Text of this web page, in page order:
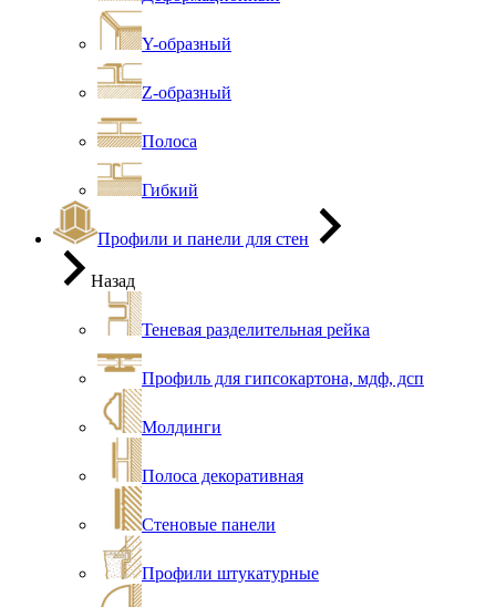
Y-образный
Z-образный
Полоса
Гибкий
Профили и панели для стен
Назад
Теневая разделительная рейка
Профиль для гипсокартона, мдф, дсп
Молдинги
Полоса декоративная
Стеновые панели
Профили штукатурные